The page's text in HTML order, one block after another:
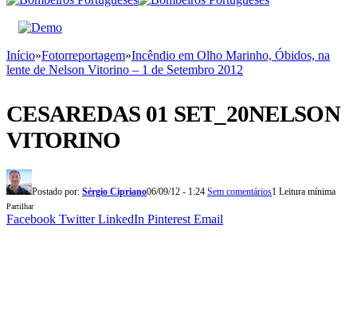
Início»Fotorreportagem»Incêndio em Olho Marinho, Óbidos, na
lente de Nelson Vitorino – 1 de Setembro 2012
CESAREDAS 01 SET_20NELSON
VITORINO
Postado por: Sérgio Cipriano06/09/12 - 1:24 Sem comentários1 Leitura mínima
Partilhar
Facebook Twitter LinkedIn Pinterest Email